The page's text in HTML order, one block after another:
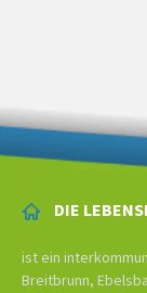
DIE
ist ein
Breitbrunn,